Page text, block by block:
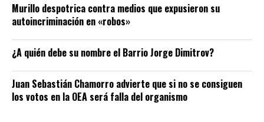
Murillo despotrica contra medios que expusieron su
autoincriminación en «robos»
¿A quién debe su nombre el Barrio Jorge Dimitrov?
Juan Sebastián Chamorro advierte que si no se consiguen
los votos en la OEA será falla del organismo